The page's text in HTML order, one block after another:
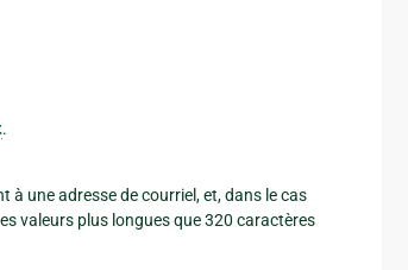
.
une adresse de courriel, et, dans le cas
valeurs plus longues que 320 caractères